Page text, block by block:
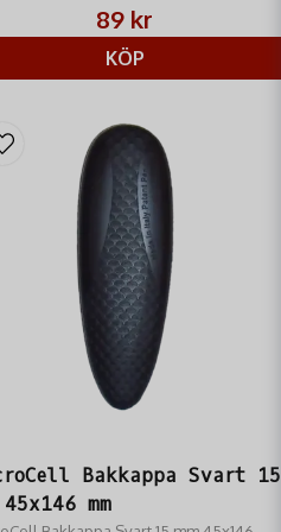
89 kr
KÖP
Bakkappa Svart 15
45x146 mm